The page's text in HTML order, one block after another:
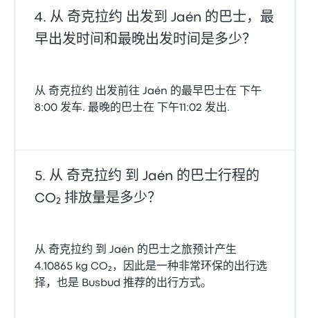
从 奇克拉约 出发到 Jaén 的巴士，最
早出发时间和最晚出发时间是多少？
从 奇克拉约 出发前往 Jaén 的最早巴士在 下午
8:00 发车. 最晚的巴士在 下午11:02 发出.
从 奇克拉约 到 Jaén 的巴士行程的
CO₂ 排放量是多少？
从 奇克拉约 到 Jaén 的巴士之旅预计产生
4.10865 kg CO₂，因此是一种非常环保的出行选
择，也是 Busbud 推荐的出行方式。